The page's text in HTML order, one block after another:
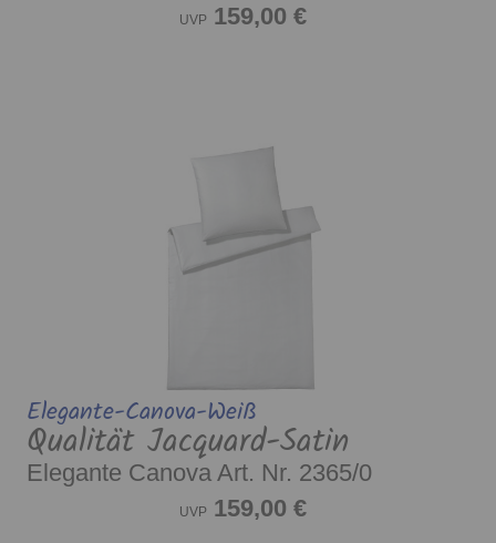
UVP 159,00 €
Elegante-Canova-Weiß
Qualität Jacquard-Satin
Elegante Canova Art. Nr. 2365/0
UVP 159,00 €